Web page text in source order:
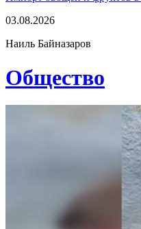
03.08.2026
Наиль Байназаров
Общество